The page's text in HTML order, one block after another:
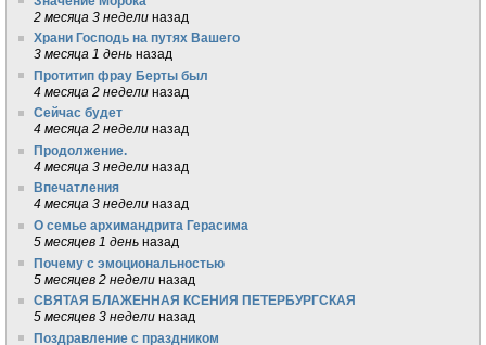
2 месяца 3 недели назад
Храни Господь на путях Вашего
3 месяца 1 день назад
Протитип фрау Берты был
4 месяца 2 недели назад
Сейчас будет
4 месяца 2 недели назад
Продолжение.
4 месяца 3 недели назад
Впечатления
4 месяца 3 недели назад
О семье архимандрита Герасима
5 месяцев 1 день назад
Почему с эмоциональностью
5 месяцев 2 недели назад
СВЯТАЯ БЛАЖЕННАЯ КСЕНИЯ ПЕТЕРБУРГСКАЯ
5 месяцев 3 недели назад
Поздравление с праздником